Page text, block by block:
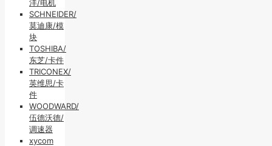
洋/电机
SCHNEIDER/
莫迪康/模
块
TOSHIBA/
东芝/卡件
TRICONEX/
英维思/卡
件
WOODWARD/
伍德沃德/
调速器
xycom